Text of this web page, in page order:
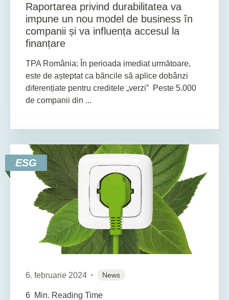
Raportarea privind durabilitatea va
impune un nou model de business în
companii și va influența accesul la
finanțare
TPA România: În perioada imediat următoare,
este de așteptat ca băncile să aplice dobânzi
diferențiate pentru creditele „verzi” Peste 5.000
de companii din ...
ESG
6. februarie 2024 News
6 Min. Reading Time